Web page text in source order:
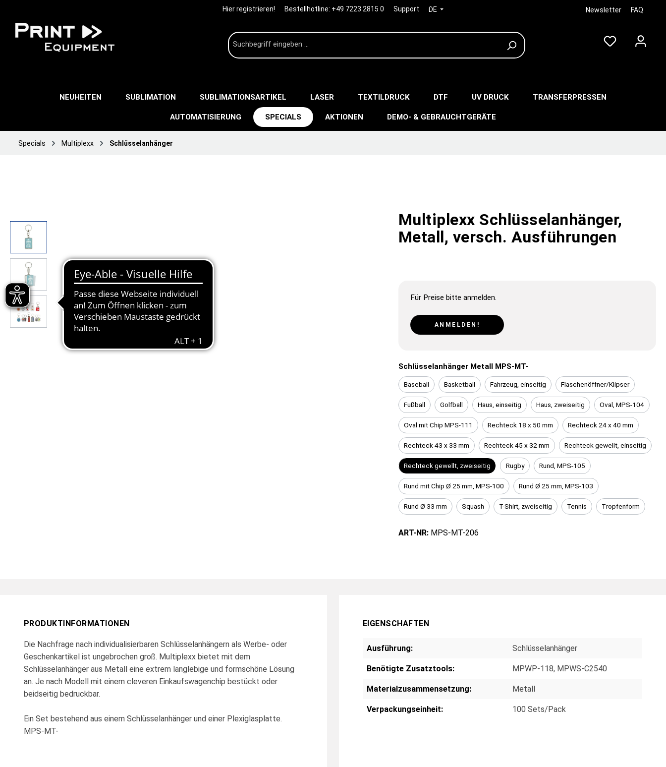
Hier registrieren! Bestellhotline: +49 7223 2815 0 Support DE Newsletter FAQ
NEUHEITEN SUBLIMATION SUBLIMATIONSARTIKEL LASER TEXTILDRUCK DTF UV DRUCK TRANSFERPRESSEN
AUTOMATISIERUNG SPECIALS AKTIONEN DEMO- & GEBRAUCHTGERÄTE
Specials Multiplexx Schlüsselanhänger
Multiplexx Schlüsselanhänger,
Metall, versch. Ausführungen
Für Preise bitte anmelden.
ANMELDEN!
Schlüsselanhänger Metall MPS-MT-
Baseball Basketball Fahrzeug, einseitig Flaschenöffner/Klipser
Fußball Golfball Haus, einseitig Haus, zweiseitig Oval, MPS-104
Oval mit Chip MPS-111 Rechteck 18 x 50 mm Rechteck 24 x 40 mm
Rechteck 43 x 33 mm Rechteck 45 x 32 mm Rechteck gewellt, einseitig
Rechteck gewellt, zweiseitig Rugby Rund, MPS-105
Rund mit Chip Ø 25 mm, MPS-100 Rund Ø 25 mm, MPS-103
Rund Ø 33 mm Squash T-Shirt, zweiseitig Tennis Tropfenform
ART-NR: MPS-MT-206
PRODUKTINFORMATIONEN
Die Nachfrage nach individualisierbaren Schlüsselanhängern als Werbe- oder
Geschenkartikel ist ungebrochen groß. Multiplexx bietet mit dem
Schlüsselanhänger aus Metall eine extrem langlebige und formschöne Lösung
an. Je nach Modell mit einem cleveren Einkaufswagenchip bestückt oder
beidseitig bedruckbar.
Ein Set bestehend aus einem Schlüsselanhänger und einer Plexiglasplatte.
MPS-MT-
EIGENSCHAFTEN
Ausführung: Schlüsselanhänger
Benötigte Zusatztools: MPWP-118, MPWS-C2540
Materialzusammensetzung: Metall
Verpackungseinheit: 100 Sets/Pack